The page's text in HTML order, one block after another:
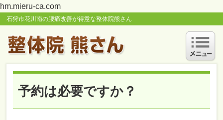
hm.mieru-ca.com
石狩市花川南の腰痛改善が得意な整体院熊さん
予約は必要ですか？